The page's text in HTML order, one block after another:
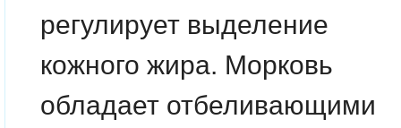
регулирует выделение
кожного жира. Морковь
обладает отбеливающими